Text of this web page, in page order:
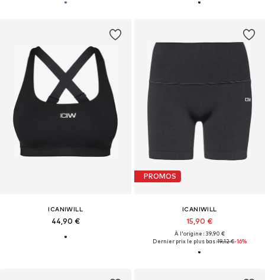
ICANIWILL
44,90 €
PROMOS
ICANIWILL
15,90 €
À l'origine : 39,90 €
Dernier prix le plus bas :19,12 €-16%